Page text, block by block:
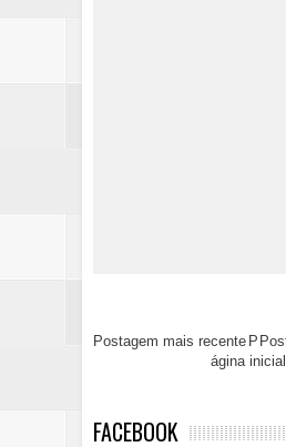
Postagem mais recente P
ágina inicial
FACEBOOK